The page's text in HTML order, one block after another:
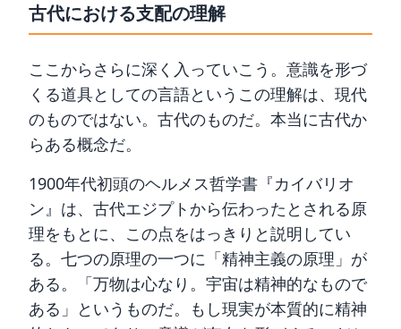
古代における支配の理解
ここからさらに深く入っていこう。意識を形づ
くる道具としての言語というこの理解は、現代
のものではない。古代のものだ。本当に古代か
らある概念だ。
1900年代初頭のヘルメス哲学書『カイバリオ
ン』は、古代エジプトから伝わったとされる原
理をもとに、この点をはっきりと説明してい
る。七つの原理の一つに「精神主義の原理」が
ある。「万物は心なり。宇宙は精神的なもので
ある」というものだ。もし現実が本質的に精神